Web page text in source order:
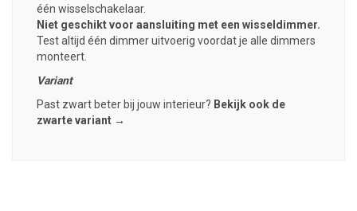
één wisselschakelaar.
Niet geschikt voor aansluiting met een wisseldimmer.
Test altijd één dimmer uitvoerig voordat je alle dimmers
monteert.
Variant
Past zwart beter bij jouw interieur? Bekijk ook de
zwarte variant →